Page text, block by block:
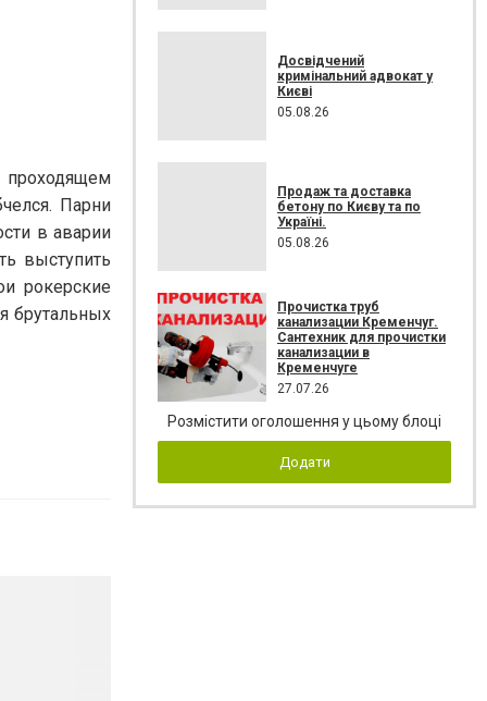
Парни
в аварии
выступить
рокерские
брутальных
Досвідчений
кримінальний адвокат у
Києві
05.08.26
Продаж та доставка
бетону по Києву та по
Україні.
05.08.26
Прочистка труб
канализации Кременчуг.
Сантехник для прочистки
канализации в
Кременчуге
27.07.26
Розмістити оголошення у цьому блоці
Додати